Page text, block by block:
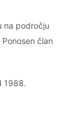
na področju
član
1988.